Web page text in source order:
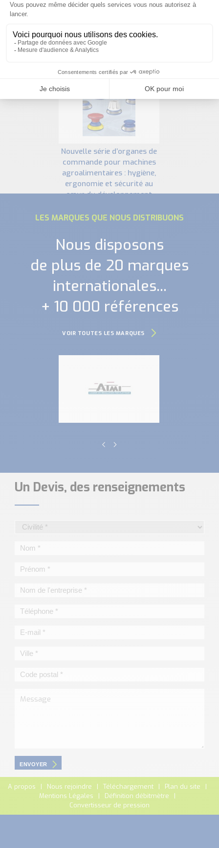
PRODUITS SIMILAIRES
nouvelle série d’organes de
commande pour machines
agroalimentaires : hygiène,
ergonomie et sécurité au
cœur du développement
LES MARQUES QUE NOUS DISTRIBUONS
Nous disposons
de plus de 20 marques
internationales...
+ 10 000 références
VOIR TOUTES LES MARQUES
Un Devis, des renseignements
ENVOYER
A propos Nous rejoindre Téléchargement
Plan du site
Mentions Légales
Définition débitmètre
Convertisseur de pression